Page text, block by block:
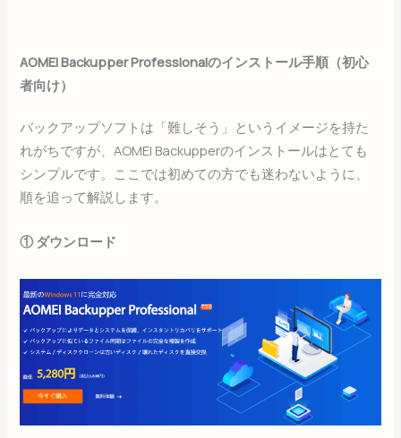
AOMEI Backupper Professionalのインストール手順（初心
者向け）
バックアップソフトは「難しそう」というイメージを持た
れがちですが、AOMEI Backupperのインストールはとても
シンプルです。ここでは初めての方でも迷わないように、
順を追って解説します。
① ダウンロード